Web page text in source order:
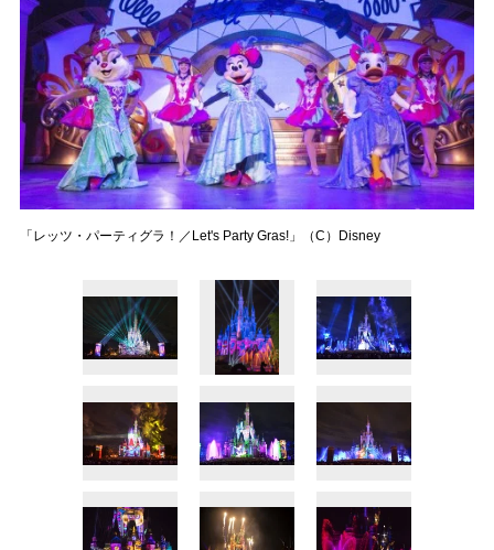
「レッツ・パーティグラ！／Let's Party Gras!」（C）Disney